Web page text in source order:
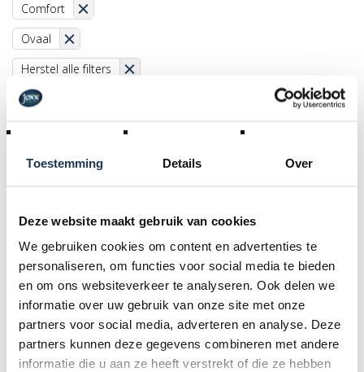
Toestemming Details Over
Deze website maakt gebruik van cookies
We gebruiken cookies om content en advertenties te
personaliseren, om functies voor social media te bieden
en om ons websiteverkeer te analyseren. Ook delen we
informatie over uw gebruik van onze site met onze
partners voor social media, adverteren en analyse. Deze
partners kunnen deze gegevens combineren met andere
informatie die u aan ze heeft verstrekt of die ze hebben
Comfort
Ovaal
Herstel alle filters
Grand Safety Net Comfort - los net 520
Merk: BERG